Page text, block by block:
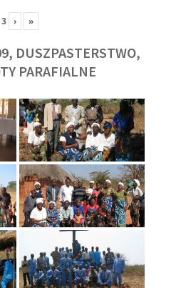
3 › »
DUSZPASTERSTWO,
PARAFIALNE